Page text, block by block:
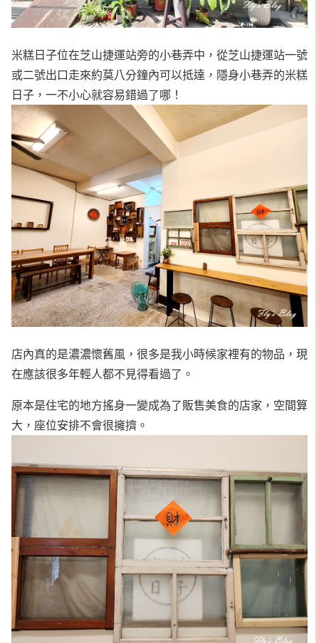
米糕日子位在芝山捷運站旁的小巷弄中，從芝山捷運站一號
或二號出口走來約莫八分鐘內可以抵達，隱身小巷弄的米糕
日子，一不小心就容易錯過了哪！
店內真的是濃濃懷舊風，很多是我小時候家裡有的物品，現
在應該很多年輕人都不見得看過了。
原本是住宅的地方搖身一變成為了販售美食的店家，空間算
大，座位安排不會很擁擠。